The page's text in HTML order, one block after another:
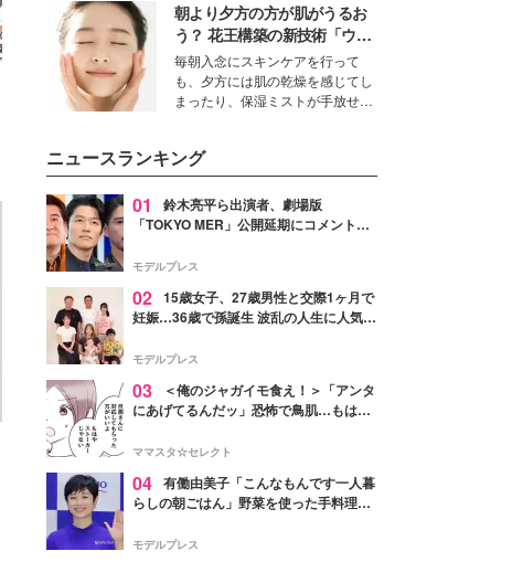
ションの完成度を高めるベースと
して、“髪そのものの美しさ”に改
めて注目する人が増えている様
子。今回は、そんな憧れの艶やか
な髪を日常で叶える、美容好きの
女性たちのヘアケア事情を紹介し
朝より夕方の方が肌がうるお
う？ 花王構築の新技術「ウォ
ーターキャプチャリングスキ
ン（捕水肌）」がスキンケア
の常識を変える予感
毎朝入念にスキンケアを行って
も、夕方には肌の乾燥を感じてし
まったり、保湿ミストが手放せな
性を秘めた、革新的な「Water
Capturing Skin（ウォーターキャ
プチャリングスキン：捕水肌）」
技術を、花王が構築した。
ニュースランキング
01
鈴木亮平ら出演者、劇場版
「TOKYO MER」公開延期にコメント
最大の敬意とエールを」
モデルプレス
02 15歳女子、27歳男性と交際1ヶ月で
妊娠…36歳で孫誕生 波乱の人生に人気タ
よ！」
モデルプレス
03
＜俺のジャガイモ食え！＞「アンタ
にあげてるんだッ」恐怖で鳥肌…もはや
ママスタ☆セレクト
04 有働由美子「こんなもんです一人暮
らしの朝ごはん」野菜を使った手料理公
そう」と反響
モデルプレス